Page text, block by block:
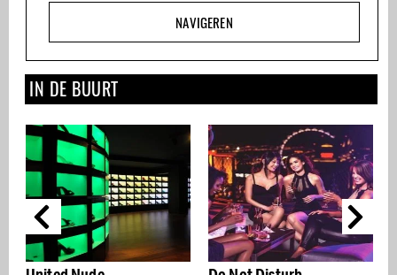
NAVIGEREN
IN DE BUURT